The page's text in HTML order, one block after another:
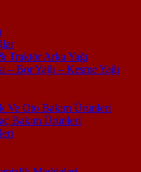
Traktör Arka Yağı
– Bor Yağı – Kesme Yağı
Ve Oto Bakım Ürünleri
Bakım Ürünleri